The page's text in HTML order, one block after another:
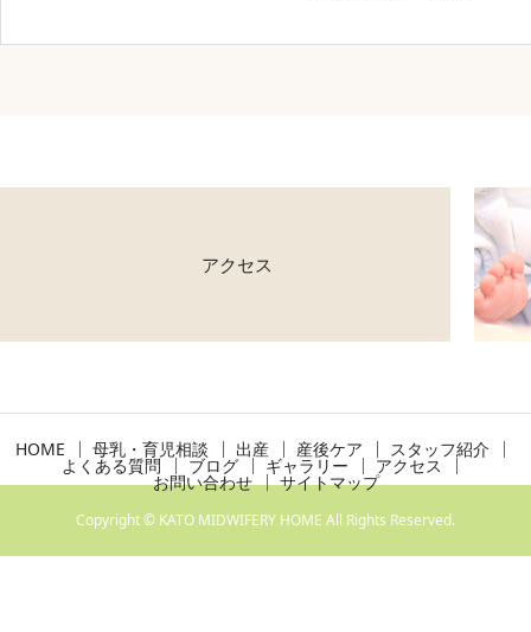
アクセス
HOME 母乳・育児相談 出産 産後ケア スタッフ紹介
よくある質問 ブログ ギャラリー アクセス
お問い合わせ サイトマップ
Copyright © KATO MIDWIFERY HOME All Rights Reserved.